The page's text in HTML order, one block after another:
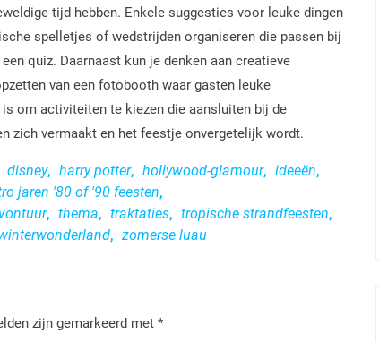
tijd hebben. Enkele suggesties voor leuke dingen
spelletjes of wedstrijden organiseren die passen bij
quiz. Daarnaast kun je denken aan creatieve
van een fotobooth waar gasten leuke
om activiteiten te kiezen die aansluiten bij de
zich vermaakt en het feestje onvergetelijk wordt.
disney, harry potter, hollywood-glamour, ideeën,
jaren '80 of '90 feesten,
, thema, traktaties, tropische strandfeesten,
, zomerse luau
zijn gemarkeerd met *